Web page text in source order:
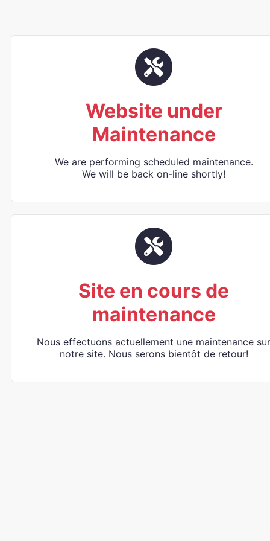
Website under
Maintenance
We are performing scheduled maintenance.
We will be back on-line shortly!
Site en cours de
maintenance
Nous effectuons actuellement une maintenance sur
notre site. Nous serons bientôt de retour!